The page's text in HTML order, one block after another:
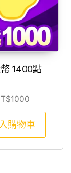
1400點
1000
購物車